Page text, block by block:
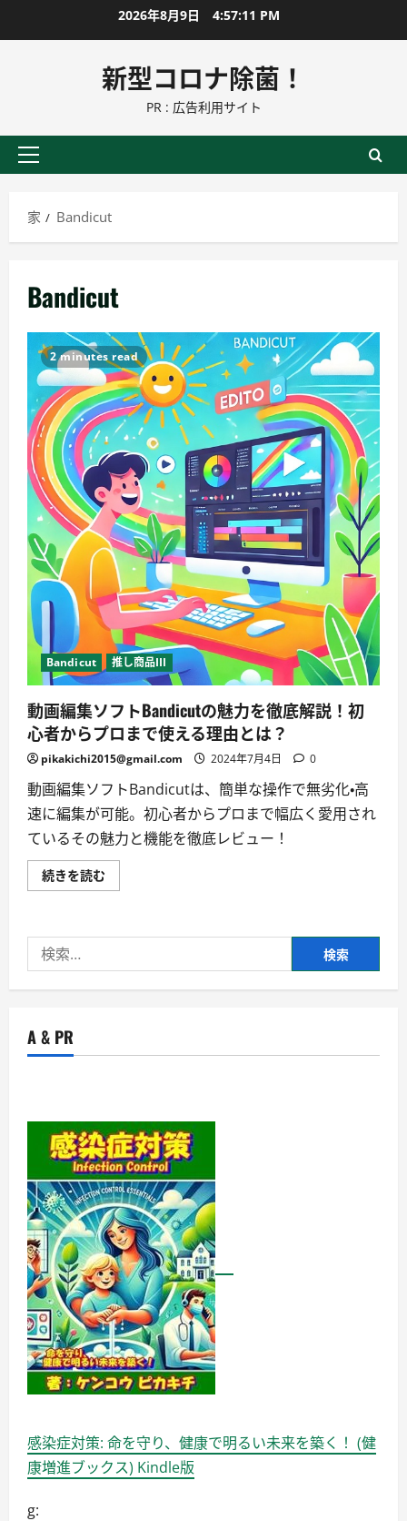
ン
に
2026年8月9日 4:57:11 PM
新型コロナ除菌！
PR : 広告利用サイト
プ
イ
メ
ュ
ー
家 Bandicut
Bandicut
2 minutes read
Bandicut 推し商品III
動画編集ソフトBandicutの魅力を徹底解説！初
心者からプロまで使える理由とは？
pikakichi2015@gmail.com 2024年7月4日 0
動画編集ソフトBandicutは、簡単な操作で無劣化・高
速に編集が可能。初心者からプロまで幅広く愛用され
ているその魅力と機能を徹底レビュー！
続きを読む
画
フ
の
魅
解
ら
プ
ロ
ま
で
使
え
る
理
由
と
は？
に
つ
い
て
詳
し
く
読
む
索:
A & PR
感染症対策: 命を守り、健康で明るい未来を築く！ (健
康増進ブックス) Kindle版
g: